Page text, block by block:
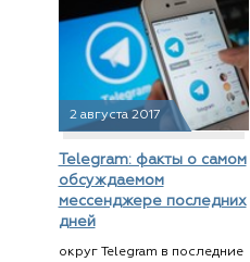
2 августа 2017
Telegram: факты о самом
обсуждаемом
мессенджере последних
дней
округ Telegram в последние